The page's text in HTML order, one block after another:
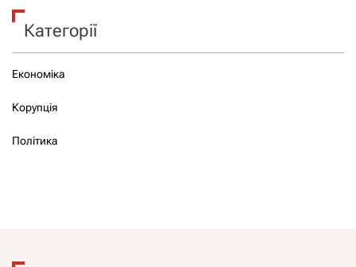
Категорії
Економіка
Корупція
Політика